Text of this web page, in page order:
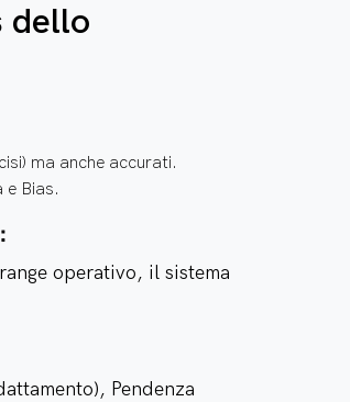
dello
ma anche accurati.
e Bias.
operativo, il sistema
Pendenza